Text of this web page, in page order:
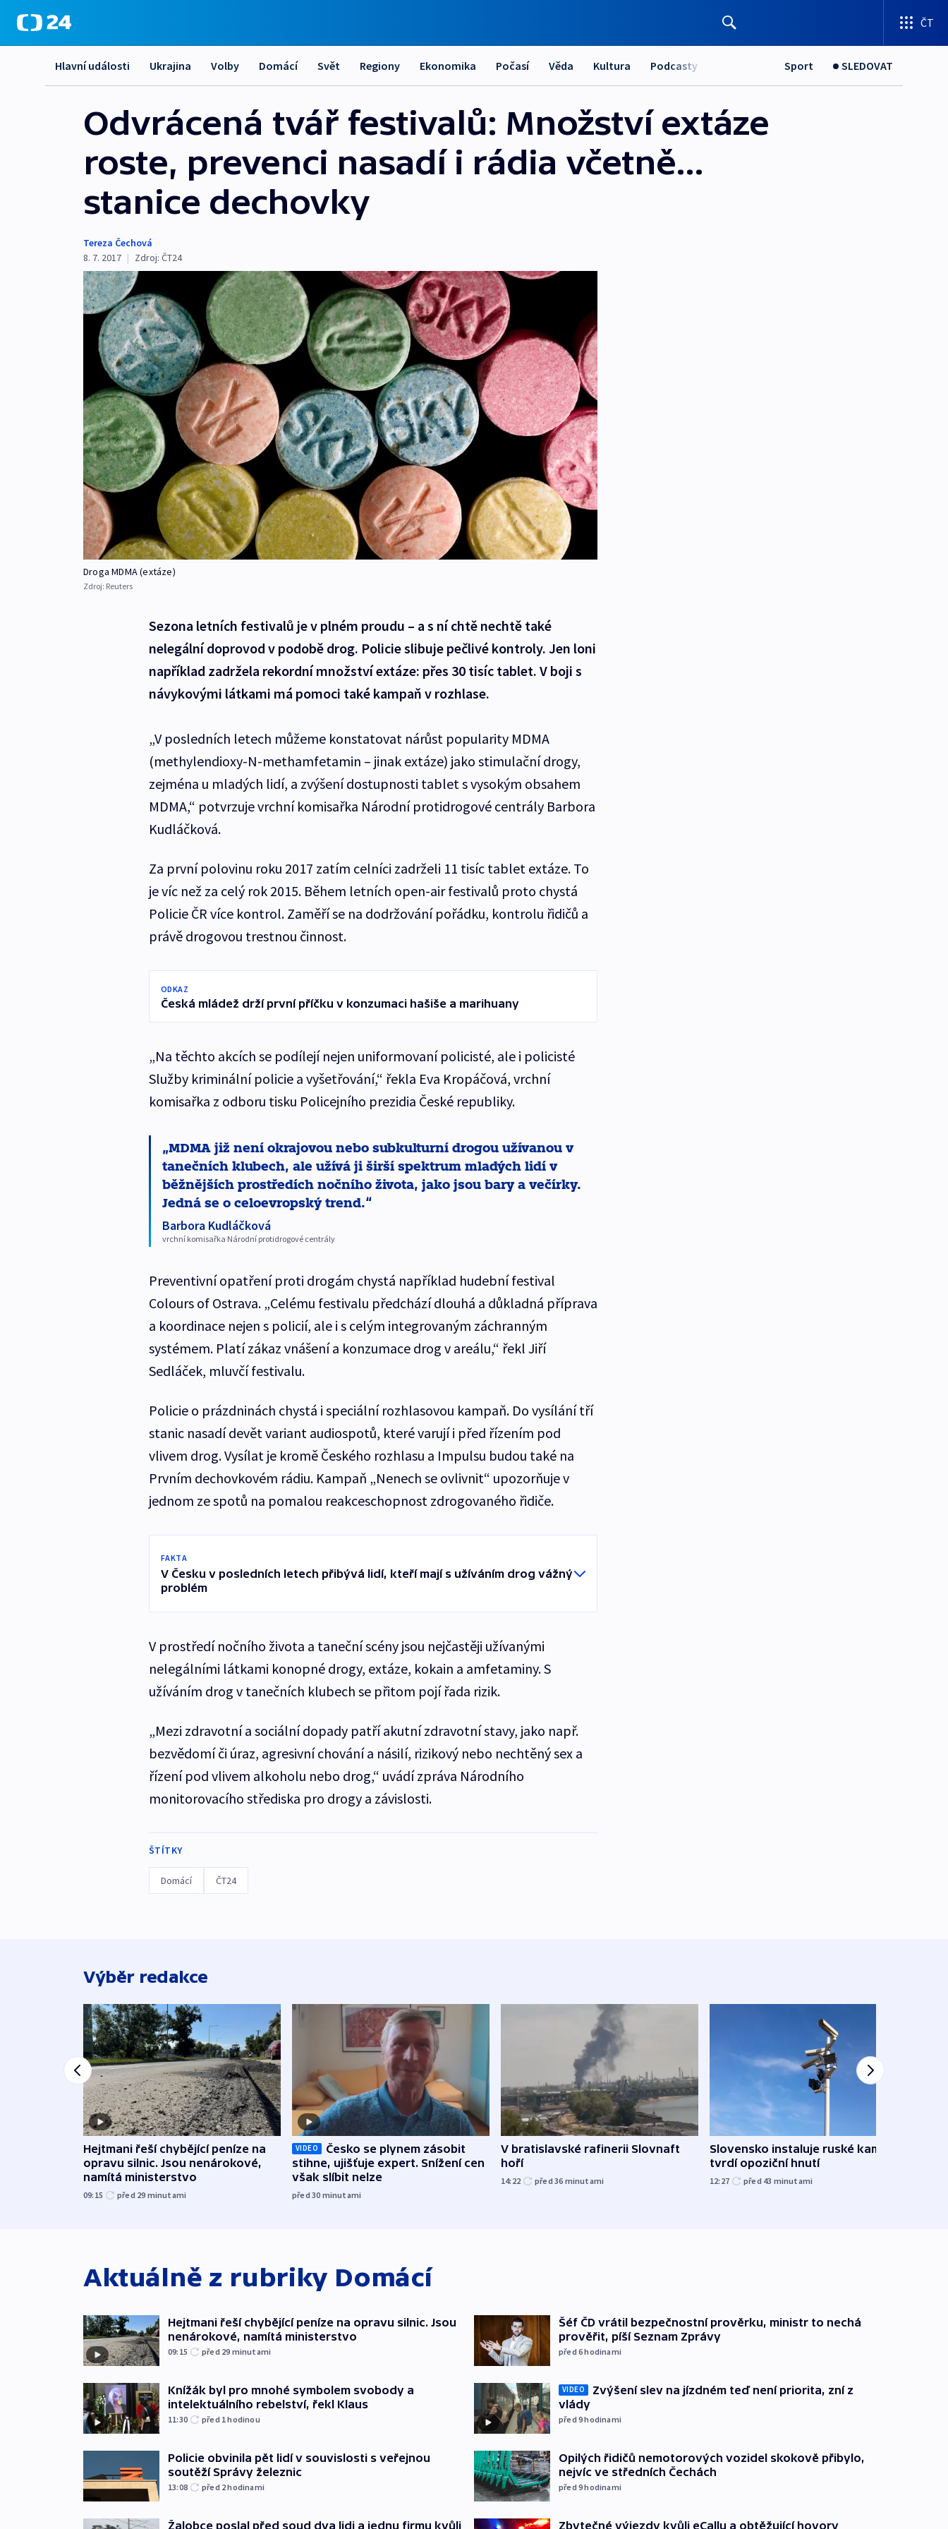
ČT
Hlavní události Ukrajina Volby Domácí Svět Regiony Ekonomika Počasí Věda Kultura Podcasty Sport SLEDOVAT
Odvrácená tvář festivalů: Množství extáze
roste, prevenci nasadí i rádia včetně...
stanice dechovky
Tereza Čechová
8. 7. 2017 | Zdroj: ČT24
Droga MDMA (extáze)
Zdroj: Reuters
Sezona letních festivalů je v plném proudu – a s ní chtě nechtě také
nelegální doprovod v podobě drog. Policie slibuje pečlivé kontroly. Jen loni
například zadržela rekordní množství extáze: přes 30 tisíc tablet. V boji s
návykovými látkami má pomoci také kampaň v rozhlase.
„V posledních letech můžeme konstatovat nárůst popularity MDMA
(methylendioxy-N-methamfetamin – jinak extáze) jako stimulační drogy,
zejména u mladých lidí, a zvýšení dostupnosti tablet s vysokým obsahem
MDMA,“ potvrzuje vrchní komisařka Národní protidrogové centrály Barbora
Kudláčková.
Za první polovinu roku 2017 zatím celníci zadrželi 11 tisíc tablet extáze. To
je víc než za celý rok 2015. Během letních open-air festivalů proto chystá
Policie ČR více kontrol. Zaměří se na dodržování pořádku, kontrolu řidičů a
právě drogovou trestnou činnost.
ODKAZ
Česká mládež drží první příčku v konzumaci hašiše a marihuany
„Na těchto akcích se podílejí nejen uniformovaní policisté, ale i policisté
Služby kriminální policie a vyšetřování,“ řekla Eva Kropáčová, vrchní
komisařka z odboru tisku Policejního prezidia České republiky.
MDMA již není okrajovou nebo subkulturní drogou užívanou v
tanečních klubech, ale užívá ji širší spektrum mladých lidí v
běžnějších prostředích nočního života, jako jsou bary a večírky.
Jedná se o celoevropský trend.
Barbora Kudláčková
vrchní komisařka Národní protidrogové centrály
Preventivní opatření proti drogám chystá například hudební festival
Colours of Ostrava. „Celému festivalu předchází dlouhá a důkladná příprava
a koordinace nejen s policií, ale i s celým integrovaným záchranným
systémem. Platí zákaz vnášení a konzumace drog v areálu,“ řekl Jiří
Sedláček, mluvčí festivalu.
Policie o prázdninách chystá i speciální rozhlasovou kampaň. Do vysílání tří
stanic nasadí devět variant audiospotů, které varují i před řízením pod
vlivem drog. Vysílat je kromě Českého rozhlasu a Impulsu budou také na
Prvním dechovkovém rádiu. Kampaň „Nenech se ovlivnit“ upozorňuje v
jednom ze spotů na pomalou reakceschopnost zdrogovaného řidiče.
FAKTA
V Česku v posledních letech přibývá lidí, kteří mají s užíváním drog vážný
problém
V prostředí nočního života a taneční scény jsou nejčastěji užívanými
nelegálními látkami konopné drogy, extáze, kokain a amfetaminy. S
užíváním drog v tanečních klubech se přitom pojí řada rizik.
„Mezi zdravotní a sociální dopady patří akutní zdravotní stavy, jako např.
bezvědomí či úraz, agresivní chování a násilí, rizikový nebo nechtěný sex a
řízení pod vlivem alkoholu nebo drog,“ uvádí zpráva Národního
monitorovacího střediska pro drogy a závislosti.
ŠTÍTKY
Domácí ČT24
Výběr redakce
Hejtmani řeší chybějící peníze na
opravu silnic. Jsou nenárokové,
namítá ministerstvo
09:15 před 29 minutami
VIDEO
Česko se plynem zásobit
stihne, ujišťuje expert. Snížení cen
však slíbit nelze
před 30 minutami
V bratislavské rafinerii Slovnaft
hoří
14:22 před 36 minutami
Slovensko instaluje ruské kamery,
tvrdí opoziční hnutí
12:27 před 43 minutami
Aktuálně z rubriky Domácí
Hejtmani řeší chybějící peníze na opravu silnic. Jsou
nenárokové, namítá ministerstvo
09:15 před 29 minutami
Knížák byl pro mnohé symbolem svobody a
intelektuálního rebelství, řekl Klaus
11:30 před 1hodinou
Policie obvinila pět lidí v souvislosti s veřejnou
soutěží Správy železnic
13:08 před 2hodinami
Žalobce poslal před soud dva lidi a jednu firmu kvůli
Šéf ČD vrátil bezpečnostní prověrku, ministr to nechá
prověřit, píší Seznam Zprávy
před 6hodinami
VIDEO
Zvýšení slev na jízdném teď není priorita, zní z
vlády
před 9hodinami
Opilých řidičů nemotorových vozidel skokově přibylo,
nejvíc ve středních Čechách
před 9hodinami
Zbytečné výjezdy kvůli eCallu a obtěžující hovory